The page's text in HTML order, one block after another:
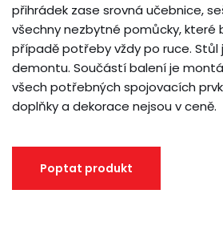
přihrádek zase srovná učebnice,
všechny nezbytné pomůcky,
případě potřeby vždy po ruce. Stůl
demontu. Součástí balení je
všech potřebných spojovacích
doplňky a dekorace nejsou v ceně.